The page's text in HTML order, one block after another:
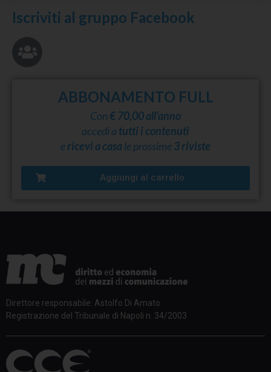
Iscriviti al gruppo Facebook
ABBONAMENTO FULL
Con € 70,00 all’anno
accedi a tutti i contenuti
ericevi a casale prossime3 riviste
Aggiungi al carrello
Direttore responsabile: Astolfo Di Amato
Registrazione del Tribunale di Napoli n. 34/2003